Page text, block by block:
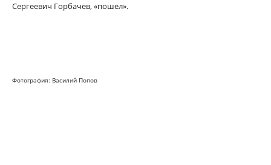
Сергеевич Горбачев, «пошел».
Фотография: Василий Попов